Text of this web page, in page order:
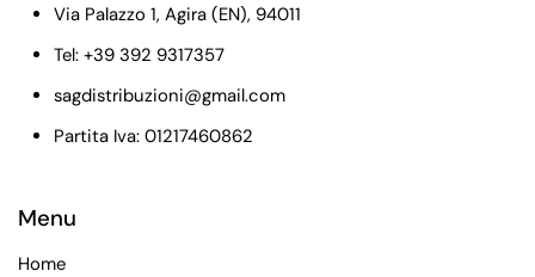
Via Palazzo 1, Agira (EN), 94011
Tel: +39 392 9317357
sagdistribuzioni@gmail.com
Partita Iva: 01217460862
Menu
Home